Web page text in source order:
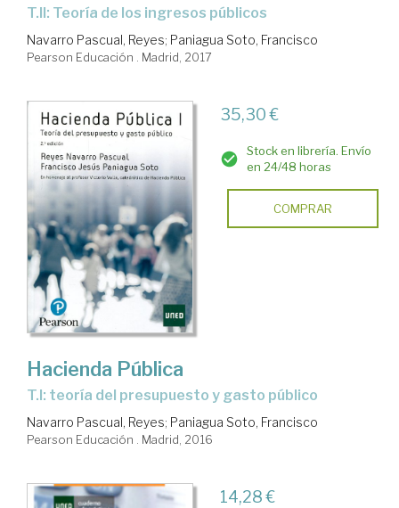
T.II: Teoría de los ingresos públicos
Navarro Pascual, Reyes; Paniagua Soto, Francisco
Pearson Educación . Madrid, 2017
35,30 €
Stock en librería. Envío
en 24/48 horas
COMPRAR
Hacienda Pública
T.I: teoría del presupuesto y gasto público
Navarro Pascual, Reyes; Paniagua Soto, Francisco
Pearson Educación . Madrid, 2016
14,28 €